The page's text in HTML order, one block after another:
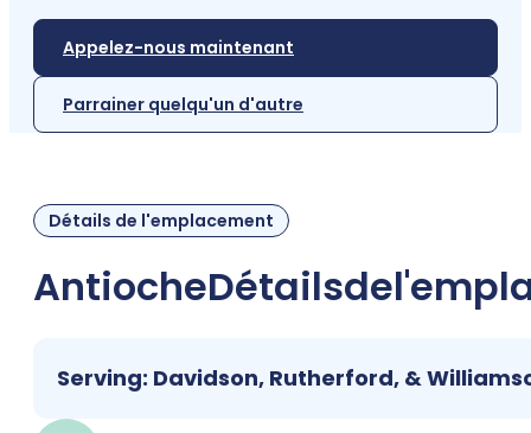
Appelez-nous maintenant
Parrainer quelqu'un d'autre
AntiocheDétailsde
Détails de l'emplacement
Serving: Davidson, Rutherford, &